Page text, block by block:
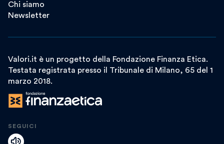
Chi siamo
Newsletter
Valori.it è un progetto della Fondazione Finanza Etica.
Testata registrata presso il Tribunale di Milano, 65 del 1
marzo 2018.
SEGUICI